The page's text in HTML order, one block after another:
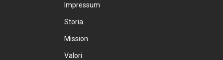
Impressum
Storia
Mission
Valori